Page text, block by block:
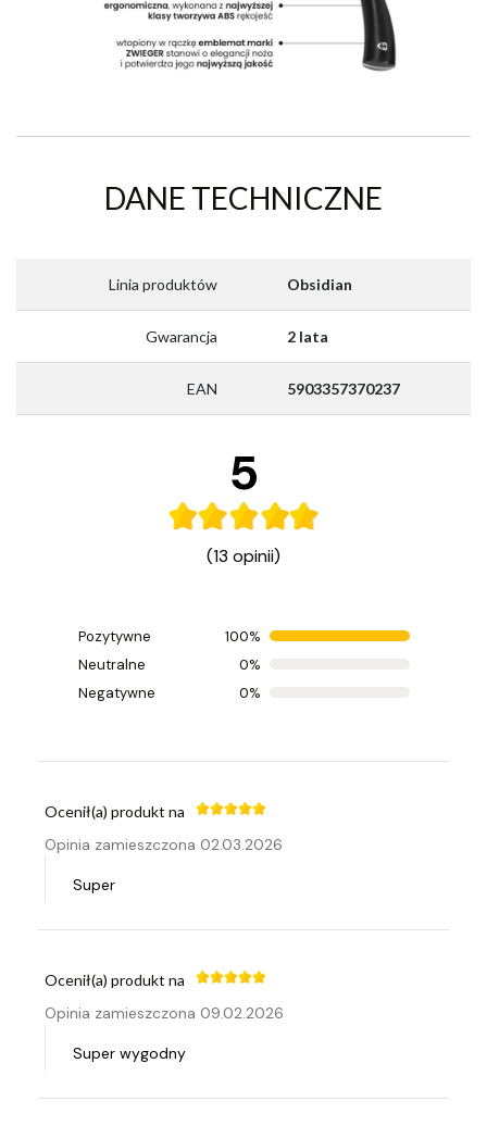
DANE TECHNICZNE
Linia produktów Obsidian
Gwarancja 2 lata
EAN 5903357370237
5
(13 opinii)
Pozytywne
100%
Neutralne
0%
Negatywne
0%
Ocenił(a) produkt na
Opinia zamieszczona 22.03.2026
Ocenił(a) produkt na
Opinia zamieszczona 02.03.2026
Super
Ocenił(a) produkt na
Opinia zamieszczona 09.02.2026
Super wygodny